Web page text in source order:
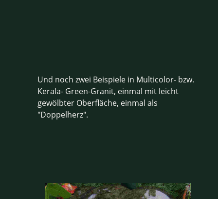
Und noch zwei Beispiele in Multicolor- bzw.
Kerala- Green-Granit, einmal mit leicht
gewölbter Oberfläche, einmal als
"Doppelherz".